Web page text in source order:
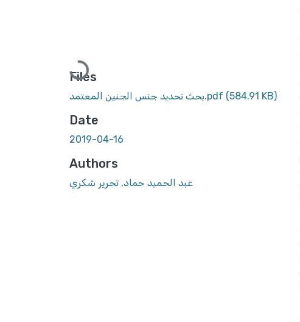
Loading...
Files
بحث تحديد جنس الجنين المعتمد.pdf (584.91 KB)
Date
2019-04-16
Authors
عبد الحميد حماد, تحرير شكري